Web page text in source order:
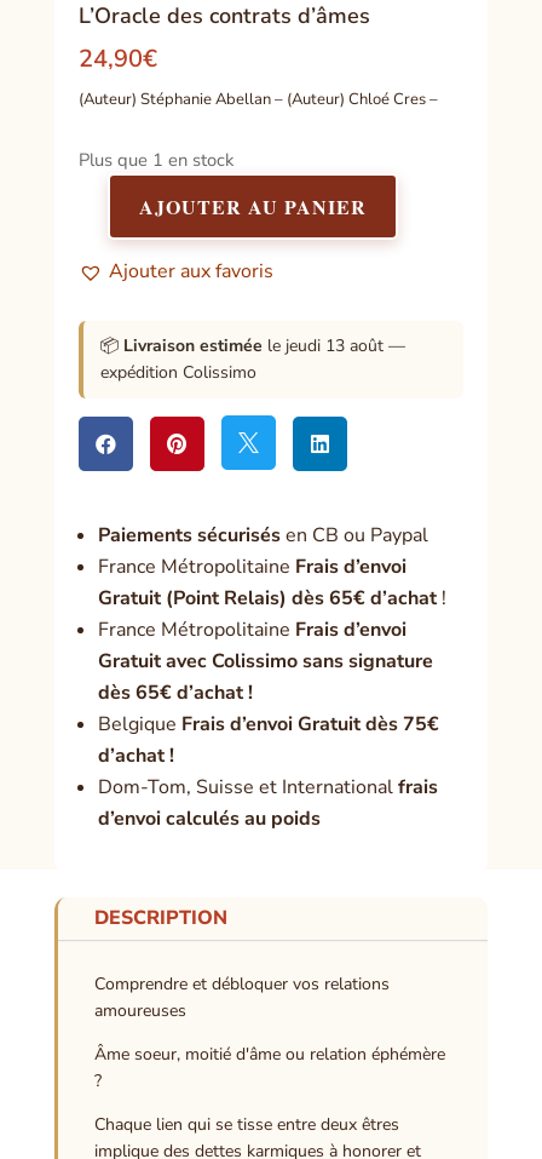
L’Oracle des contrats d’âmes
24,90€
(Auteur) Stéphanie Abellan – (Auteur) Chloé Cres –
Plus que 1 en stock
quantité
L'Oracle
contrats
d'âmes
AJOUTER AU PANIER
Ajouter aux favoris
📦 Livraison estimée le jeudi 13 août —
expédition Colissimo
   
Paiements sécurisésen CB ou Paypal
France Métropolitaine Frais d’envoi
Gratuit (Point Relais) dès 65€ d’achat!
France Métropolitaine Frais d’envoi
Gratuit avec Colissimo sans signature
dès 65€ d’achat !
Belgique Frais d’envoi Gratuit dès 75€
d’achat !
Dom-Tom, Suisse et Internationalfrais
d’envoi calculés au poids
DESCRIPTION
Comprendre et débloquer vos relations
amoureuses
Âme soeur, moitié d'âme ou relation éphémère
?
Chaque lien qui se tisse entre deux êtres
implique des dettes karmiques à honorer et